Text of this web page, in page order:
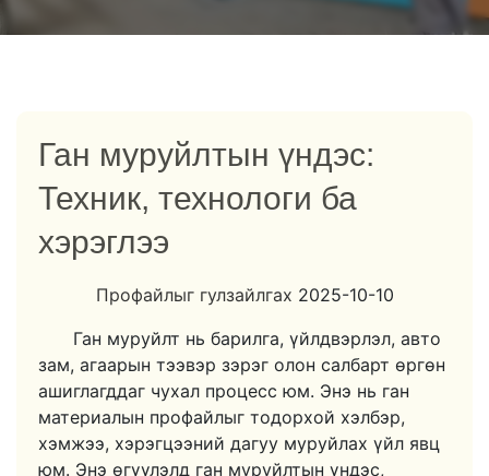
Ган муруйлтын үндэс:
Техник, технологи ба
хэрэглээ
Профайлыг гулзайлгах 2025-10-10
Ган муруйлт нь барилга, үйлдвэрлэл, авто
зам, агаарын тээвэр зэрэг олон салбарт өргөн
ашиглагддаг чухал процесс юм. Энэ нь ган
материалын профайлыг тодорхой хэлбэр,
хэмжээ, хэрэгцээний дагуу муруйлах үйл явц
юм. Энэ өгүүлэлд ган муруйлтын үндэс,